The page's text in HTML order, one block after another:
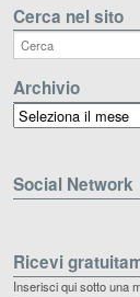
Cerca nel sito
Archivio
Archivio
Social Network
Ricevi
Inserisci qui sotto una